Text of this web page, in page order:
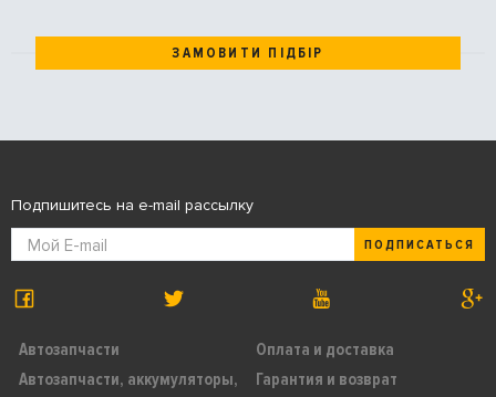
ЗАМОВИТИ ПІДБІР
Автозапчасти
Автозапчасти, аккумуляторы,
Оплата и доставка
Гарантия и возврат
Подпишитесь на e-mail рассылку
ПОДПИСАТЬСЯ